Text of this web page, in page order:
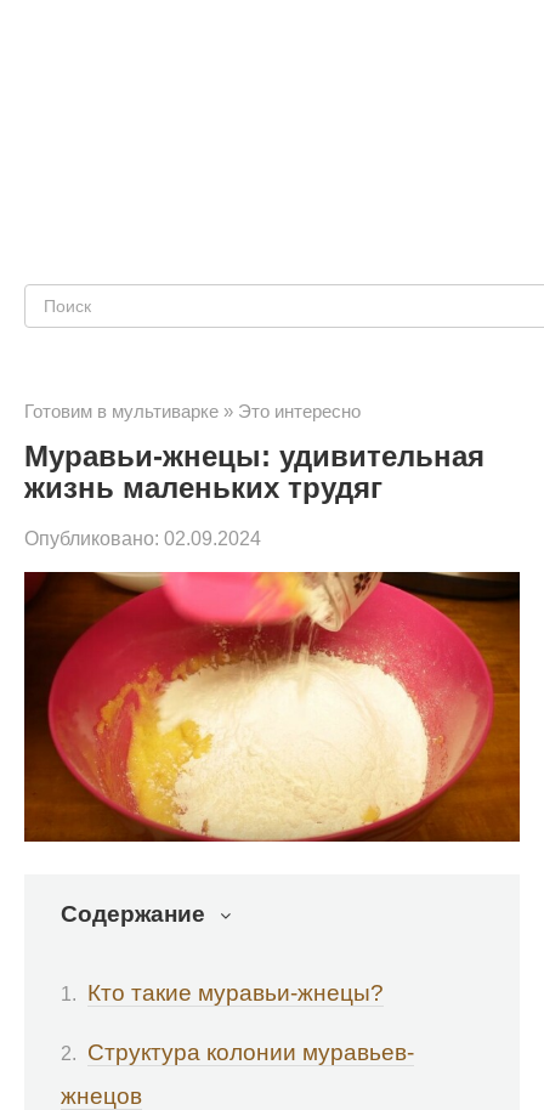
Поиск:
Готовим в мультиварке » Это интересно
Муравьи-жнецы: удивительная
жизнь маленьких трудяг
Опубликовано: 02.09.2024
Содержание
Кто такие муравьи-жнецы?
Структура колонии муравьев-
жнецов